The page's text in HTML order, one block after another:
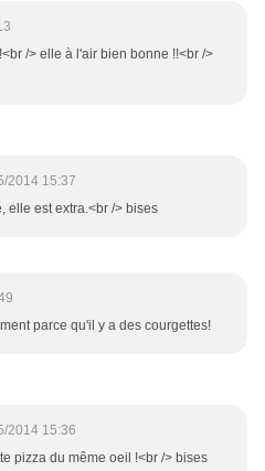
/> elle à l'air bien bonne !!<br />
2014 15:37
elle est extra.<br /> bises
parce qu'il y a des courgettes!
2014 15:36
pizza du même oeil !<br /> bises